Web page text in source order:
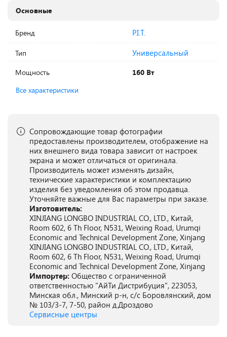
Основные
Бренд P.I.T.
Тип Универсальный
Мощность
160 Вт
Все характеристики
Сопровождающие товар фотографии
предоставлены производителем, отображение на
них внешнего вида товара зависит от настроек
экрана и может отличаться от оригинала.
Производитель может изменять дизайн,
технические характеристики и комплектацию
изделия без уведомления об этом продавца.
Уточняйте важные для Вас параметры при заказе.
Изготовитель:
XINJIANG LONGBO INDUSTRIAL CO., LTD., Китай,
Room 602, 6 Th Floor, N531, Weixing Road, Urumqi
Economic and Technical Development Zone, Xinjang
XINJIANG LONGBO INDUSTRIAL CO., LTD., Китай,
Room 602, 6 Th Floor, N531, Weixing Road, Urumqi
Economic and Technical Development Zone, Xinjang
Импортер: Общество с ограниченной
ответственностью "АйТи Дистрибуция", 223053,
Минская обл., Минский р-н, с/с Боровлянский, дом
№ 103/3-7, 7-50, район д.Дроздово
Сервисные центры